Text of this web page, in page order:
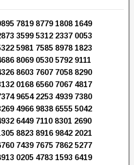
7819 8779 1808 1649
3599 5312 2337 0053
5981 7585 8978 1823
8069 0530 5792 9111
8603 7607 7058 8290
0168 6560 7067 4817
9654 2253 4939 7380
4966 9838 6555 5042
6449 7110 8301 2690
8823 8916 9842 2021
7439 7675 7862 5277
0205 4783 1593 6419